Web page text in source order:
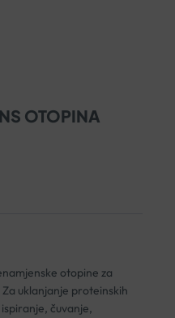
OTOPINA
otopine za
Za uklanjanje proteinskih
čuvanje,